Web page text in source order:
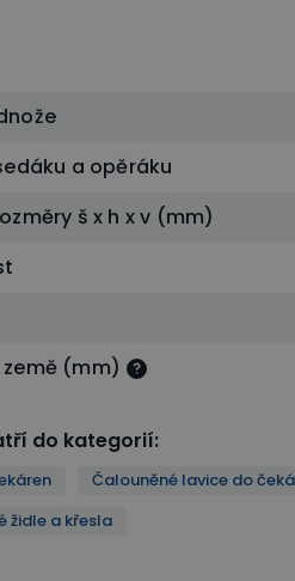
a opěráku
š x h x v (mm)
(mm)
do kategorií:
Čalouněné lavice do
židle a křesla